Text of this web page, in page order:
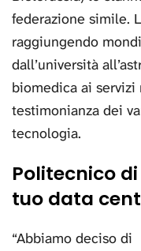
federazione simile.
raggiungendo
dall’università
biomedica ai
testimonianza dei
tecnologia.
Politecnico
tuo data
“Abbiamo deciso di